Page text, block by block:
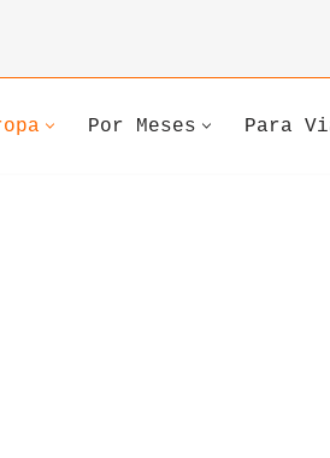
Por Meses Para